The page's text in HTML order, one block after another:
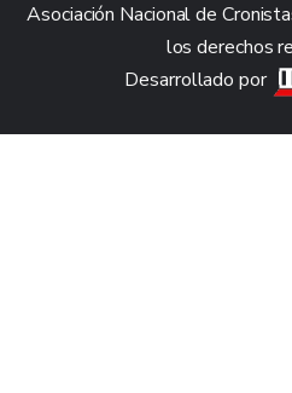
Asociación Nacional de
los derechos
Desarrollado por